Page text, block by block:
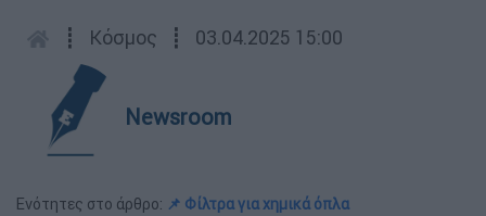
┋ Κόσμος ┋ 03.04.2025 15:00
Newsroom
Ενότητες στο άρθρο: 📌 Φίλτρα για χημικά όπλα